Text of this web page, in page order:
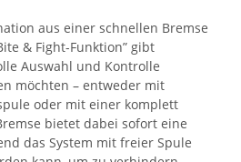
aus einer schnellen Bremse
& Fight-Funktion” gibt
Auswahl und Kontrolle
möchten – entweder mit
oder mit einer komplett
bietet dabei sofort eine
das System mit freier Spule